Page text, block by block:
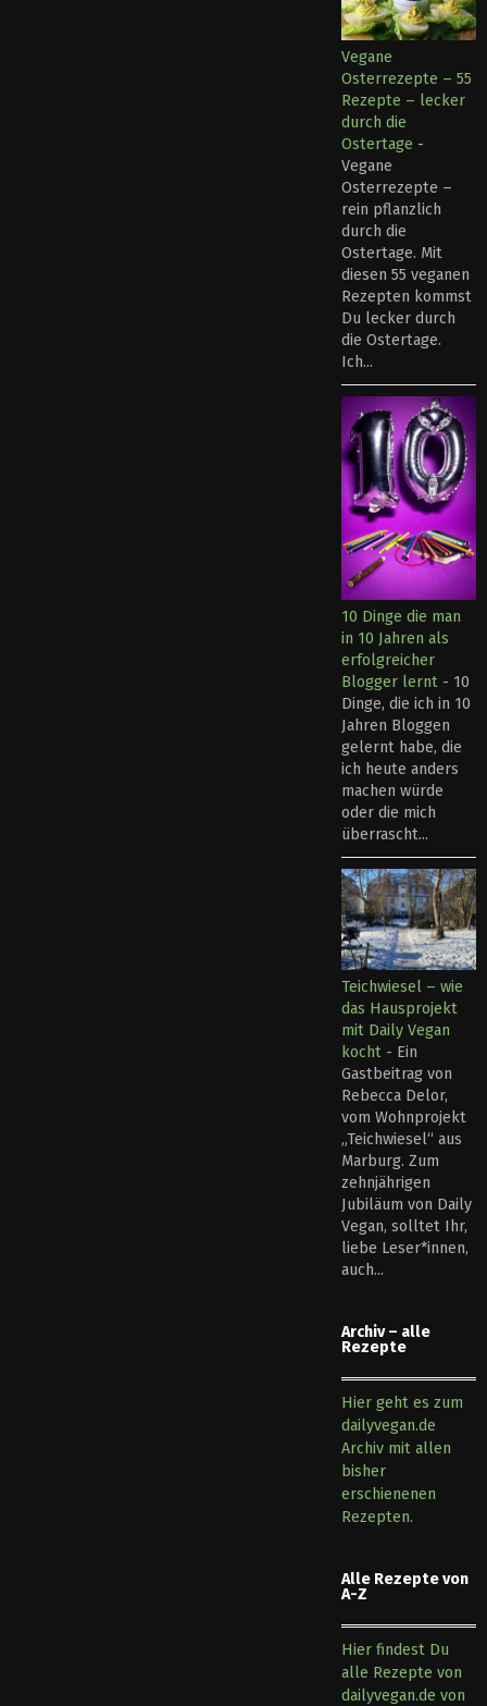
Vegane
Osterrezepte – 55
Rezepte – lecker
durch die
Ostertage -
Vegane
Osterrezepte –
rein pflanzlich
durch die
Ostertage. Mit
diesen 55 veganen
Rezepten kommst
Du lecker durch
die Ostertage.
Ich...
10 Dinge die man
in 10 Jahren als
erfolgreicher
Blogger lernt - 10
Dinge, die ich in 10
Jahren Bloggen
gelernt habe, die
ich heute anders
machen würde
oder die mich
überrascht...
Teichwiesel – wie
das Hausprojekt
mit Daily Vegan
kocht - Ein
Gastbeitrag von
Rebecca Delor,
vom Wohnprojekt
„Teichwiesel“ aus
Marburg. Zum
zehnjährigen
Jubiläum von Daily
Vegan, solltet Ihr,
liebe Leser*innen,
auch...
Archiv – alle
Rezepte
Hier geht es zum
dailyvegan.de
Archiv mit allen
bisher
erschienenen
Rezepten.
Alle Rezepte von
A-Z
Hier findest Du
alle Rezepte von
dailyvegan.de von